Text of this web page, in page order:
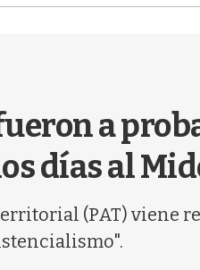
a
días al
(PAT) viene